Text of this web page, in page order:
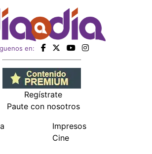
en:
Regístrate
Paute con nosotros
Impresos
Cine